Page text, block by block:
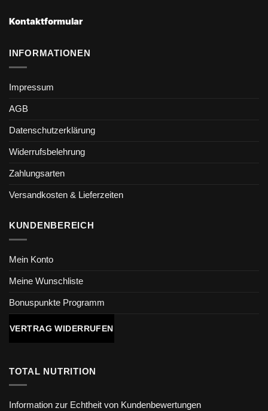
Kontaktformular
INFORMATIONEN
Impressum
AGB
Datenschutzerklärung
Widerrufsbelehrung
Zahlungsarten
Versandkosten & Lieferzeiten
KUNDENBEREICH
Mein Konto
Meine Wunschliste
Bonuspunkte Programm
VERTRAG WIDERRUFEN
TOTAL NUTRITION
Information zur Echtheit von Kundenbewertungen